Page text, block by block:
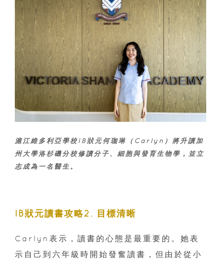
滬江維多利亞學校IB狀元何珈琳（Carlyn）將升讀加
州大學洛杉磯分校修讀分子、細胞與發育生物學，並立
志成為一名醫生。
IB狀元讀書攻略2. 目標清晰
Carlyn表示，讀書的心態是最重要的。她表
示自己到六年級時開始發奮讀書，但由於從小